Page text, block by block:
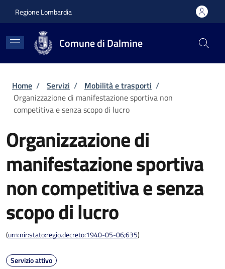
Regione Lombardia
Comune di Dalmine
Briciole di pane
Home / Servizi / Mobilità e trasporti /
Organizzazione di manifestazione sportiva non
competitiva e senza scopo di lucro
Organizzazione di
manifestazione sportiva
non competitiva e senza
scopo di lucro
(urn:nir:stato:regio.decreto:1940-05-06;635)
Servizio attivo